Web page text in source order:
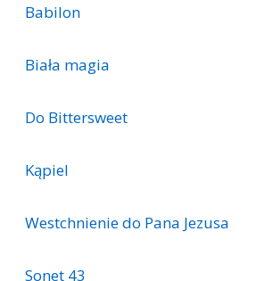
Babilon
Biała magia
Do Bittersweet
Kąpiel
Westchnienie do Pana Jezusa
Sonet 43